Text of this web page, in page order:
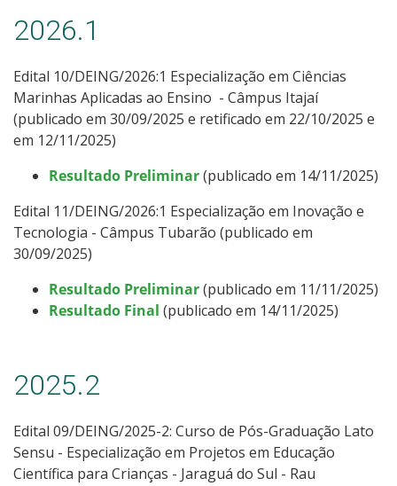
Processo de Inscrição
Resultados
Como posso estudar no IFSC?
Calendário de inscrições
Processos Seletivos
Orientações para comprovação de cotas
Inscrições e acompanhamento
Orientações para Matrícula
2026.1
Edital 10/DEING/2026:1 Especialização em Ciências
Marinhas Aplicadas ao Ensino - Câmpus Itajaí
(publicado em 30/09/2025 e retificado em 22/10/2025 e
em 12/11/2025)
Resultado Preliminar(publicado em 14/11/2025)
Edital 11/DEING/2026:1 Especialização em Inovação e
Tecnologia - Câmpus Tubarão (publicado em
30/09/2025)
Resultado Preliminar(publicado em 11/11/2025)
Resultado Final (publicado em 14/11/2025)
2025.2
Edital 09/DEING/2025-2: Curso de Pós-Graduação Lato
Sensu - Especialização em Projetos em Educação
Científica para Crianças - Jaraguá do Sul - Rau